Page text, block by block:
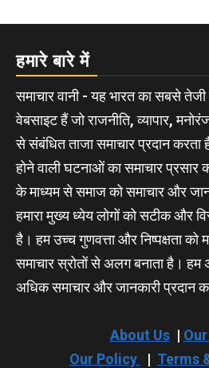
हमारे बारे में
समाचार वानी - यह भारत का सबसे
वेबसाइट हैं जो राजनीति, व्यापार,
से संबंधित ताजा समाचार प्रदान
होने वाली घटनाओं का समाचार
के माध्यम से समाज को समाचार और
हमारा मुख्य ध्येय लोगों को सटीक और
है। हम उच्च गुणवत्ता और निष्पक्षता को
समाचार स्रोतों से अलग बनाता है।
अधिक समाचार और जानकारी प्रदान
About Us|
Our Policy
| Terms